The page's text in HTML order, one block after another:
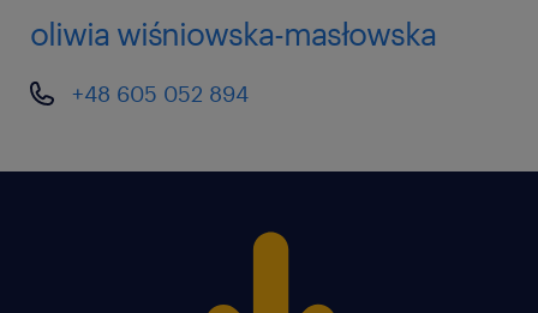
oliwia wiśniowska-masłowska
+48 605 052 894